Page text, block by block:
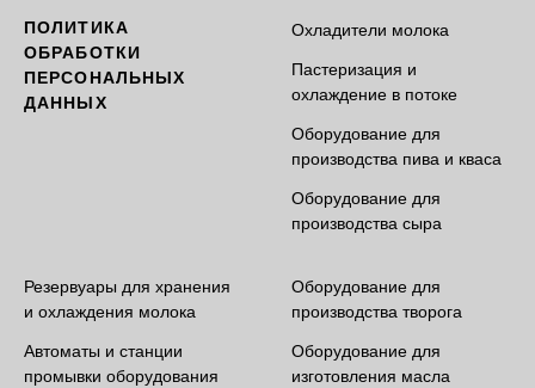
ПОЛИТИКА
ОБРАБОТКИ
ПЕРСОНАЛЬНЫХ
ДАННЫХ
Охладители молока
Пастеризация и
охлаждение в потоке
Оборудование для
производства пива и кваса
Оборудование для
производства сыра
Резервуары для хранения
и охлаждения молока
Автоматы и станции
промывки оборудования
Оборудование для
производства творога
Оборудование для
изготовления масла